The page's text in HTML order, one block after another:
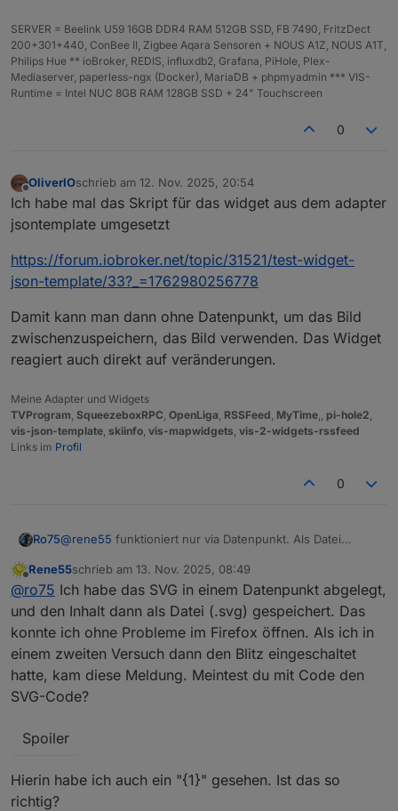
SERVER = Beelink U59 16GB DDR4 RAM 512GB SSD, FB 7490, FritzDect
200+301+440, ConBee II, Zigbee Aqara Sensoren + NOUS A1Z, NOUS A1T,
Philips Hue ** ioBroker, REDIS, influxdb2, Grafana, PiHole, Plex-
Mediaserver, paperless-ngx (Docker), MariaDB + phpmyadmin *** VIS-
Runtime = Intel NUC 8GB RAM 128GB SSD + 24" Touchscreen
0
Offline
OliverIOschrieb am 12. Nov. 2025, 20:54
zuletzt editiert von
Ich habe mal das Skript für das widget aus dem adapter
jsontemplate umgesetzt
https://forum.iobroker.net/topic/31521/test-widget-
json-template/33?_=1762980256778
Damit kann man dann ohne Datenpunkt, um das Bild
zwischenzuspeichern, das Bild verwenden. Das Widget
reagiert auch direkt auf veränderungen.
Meine Adapter und Widgets
TVProgram SqueezeboxRPC OpenLiga RSSFeed MyTime pi-hole2
vis-json-template skiinfo vis-mapwidgets vis-2-widgets-rssfeed
Links im Profil
0
Ro75@rene55 funktioniert nur via Datenpunkt. Als Datei
auch nur Meldungen.
Zeige mal bitte den dazugehörigen Code, also den von
der Funktion.
Ro75.
Offline
Rene55schrieb am 13. Nov. 2025, 08:49
zuletzt editiert von
@ro75 Ich habe das SVG in einem Datenpunkt abgelegt,
und den Inhalt dann als Datei (.svg) gespeichert. Das
konnte ich ohne Probleme im Firefox öffnen. Als ich in
einem zweiten Versuch dann den Blitz eingeschaltet
hatte, kam diese Meldung. Meintest du mit Code den
SVG-Code?
Spoiler
Hierin habe ich auch ein "{1}" gesehen. Ist das so
richtig?